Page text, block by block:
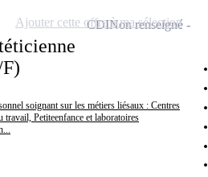
soignant sur les métiers liésaux : Centres
travail, Petiteenfance et laboratoires
CDINon renseigné
Ajouter cette offre à ma sélection